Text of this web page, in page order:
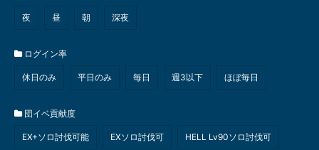
夜 昼 朝 深夜
ログイン率
休日のみ 平日のみ 毎日 週3以下 ほぼ毎日
団イベ貢献度
EX+ソロ討伐可能 EXソロ討伐可 HELL Lv90ソロ討伐可